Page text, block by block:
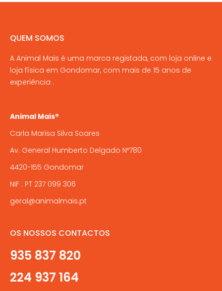
QUEM SOMOS
A Animal Mais é uma marca registada, com loja online e
loja física em Gondomar, com mais de 15 anos de
experiência .
Animal Mais®
Carla Marisa Silva Soares
Av. General Humberto Delgado Nº780
4420-155 Gondomar
NIF : PT 237 099 306
geral@animalmais.pt
OS NOSSOS CONTACTOS
935 837 820
224 937 164